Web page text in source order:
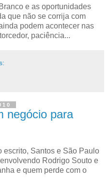
e as oportunidades
que não se corrija com
podem acontecer nas
paciência...
negócio para
escrito, Santos e São Paulo
Rodrigo Souto e
e quem perde com o